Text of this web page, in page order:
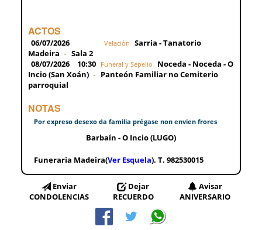
ACTOS
06/07/2026 Velación Sarria - Tanatorio
Madeira - Sala 2
08/07/2026
10:30 Funeral y Sepelio
Noceda - Noceda - O
Incio (San Xoán) - Panteón Familiar no Cemiterio
parroquial
NOTAS
Por expreso desexo da familia prégase non envien frores
Barbaín - O Incio (LUGO)
Funeraria Madeira(Ver Esquela). T. 982530015
Enviar
CONDOLENCIAS
Dejar
RECUERDO
Avisar
ANIVERSARIO